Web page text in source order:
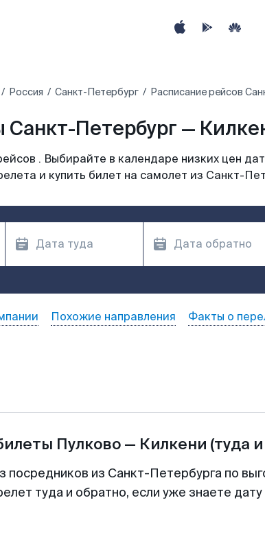
Россия Санкт-Петербург Расписание рейсов
Петербург —
. Выбирайте в календаре низких цен
и купить билет на самолет из Санкт-
Похожие направления Факты о
Пулково— Килкени (туда
посредников из Санкт-Петербурга по
туда и обратно, если уже знаете